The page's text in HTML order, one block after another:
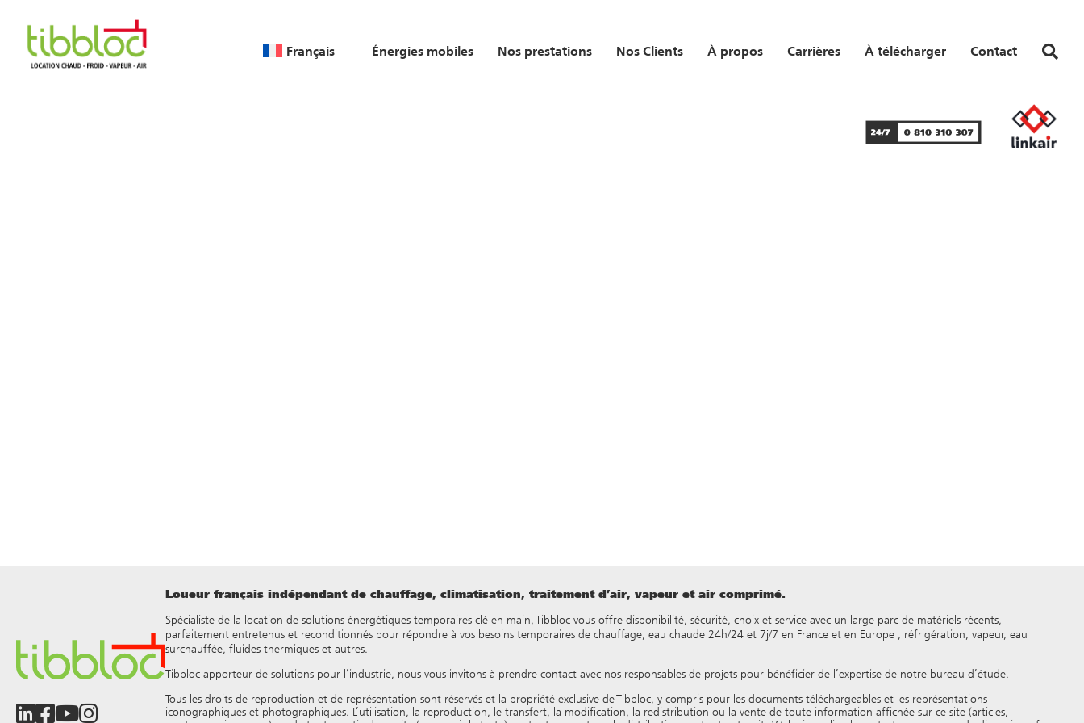
Français Énergies mobiles Nos prestations Nos Clients À propos Carrières À télécharger Contact
Loueur français indépendant de chauffage, climatisation, traitement d’air, vapeur et air comprimé.
Spécialiste de la location de solutions énergétiques temporaires clé en main, Tibbloc vous offre disponibilité, sécurité, choix et service avec un large parc de matériels récents,
parfaitement entretenus et reconditionnés pour répondre à vos besoins temporaires de chauffage, eau chaude 24h/24 et 7j/7 en France et en Europe , réfrigération, vapeur, eau
surchauffée, fluides thermiques et autres.
Tibbloc apporteur de solutions pour l’industrie, nous vous invitons à prendre contact avec nos responsables de projets pour bénéficier de l’expertise de notre bureau d’étude.
Tous les droits de reproduction et de représentation sont réservés et la propriété exclusive de Tibbloc, y compris pour les documents téléchargeables et les représentations
iconographiques et photographiques. L’utilisation, la reproduction, le transfert, la modification, la redistribution ou la vente de toute information affichée sur ce site (articles,